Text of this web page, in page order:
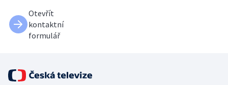
Otevřít
kontaktní
formulář